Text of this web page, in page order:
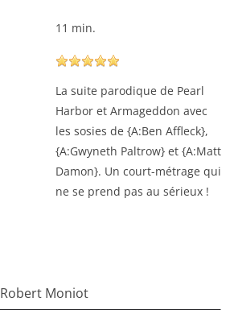
11 min.
La suite parodique de Pearl
Harbor et Armageddon avec
les sosies de {A:Ben Affleck},
{A:Gwyneth Paltrow} et {A:Matt
Damon}. Un court-métrage qui
ne se prend pas au sérieux !
Robert Moniot